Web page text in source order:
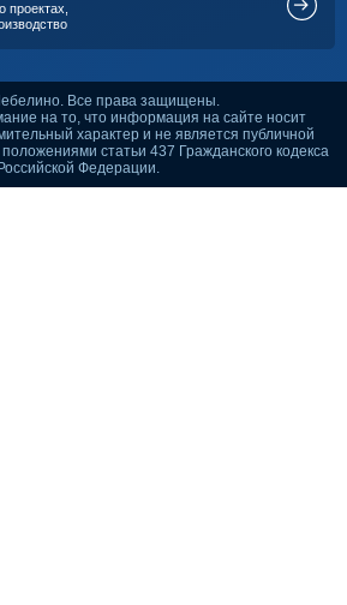
проектах,
Все права защищены.
на то, что информация на сайте носит
характер и не является публичной
статьи 437 Гражданского кодекса
Российской Федерации.